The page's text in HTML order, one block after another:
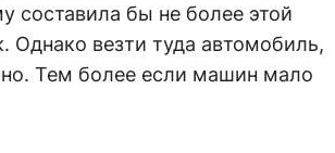
составила бы не более этой
везти туда автомобиль,
Тем более если машин мало